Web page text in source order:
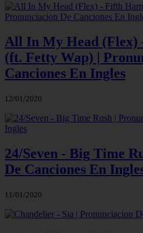
All In My Head
(ft. Fetty Wap) |
Canciones En Ingles
12/01/2020
24/Seven - Big Time
De Canciones En
11/01/2020